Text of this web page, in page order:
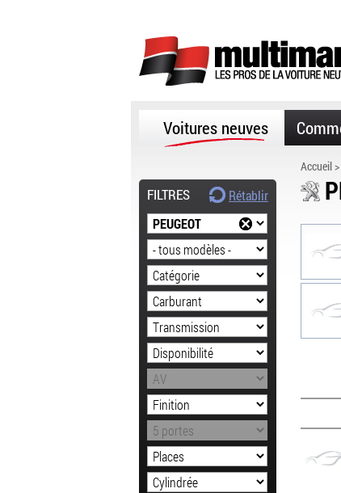
Voitures neuves
FILTRES Rétablir
Accueil>